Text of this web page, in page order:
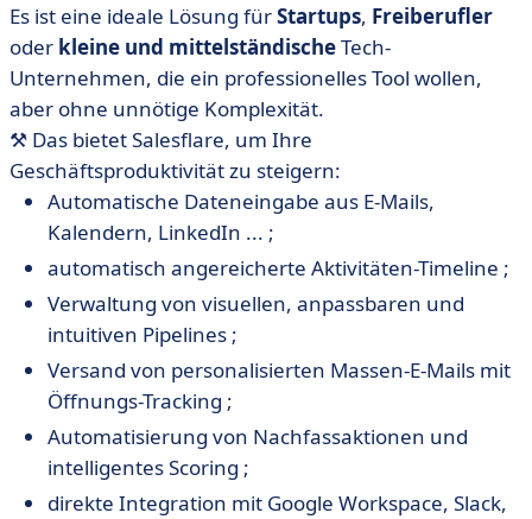
Es ist eine ideale Lösung fürStartups, Freiberufler
oder kleine und mittelständischeTech-
Unternehmen, die ein professionelles Tool wollen,
aber ohne unnötige Komplexität.
⚒️ Das bietet Salesflare, um Ihre
Geschäftsproduktivität zu steigern:
Automatische Dateneingabe aus E-Mails,
Kalendern, LinkedIn ... ;
automatisch angereicherte Aktivitäten-Timeline ;
Verwaltung von visuellen, anpassbaren und
intuitiven Pipelines ;
Versand von personalisierten Massen-E-Mails mit
Öffnungs-Tracking ;
Automatisierung von Nachfassaktionen und
intelligentes Scoring ;
direkte Integration mit Google Workspace, Slack,